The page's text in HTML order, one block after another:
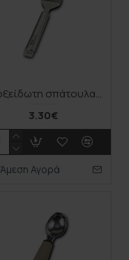
Ανοξείδωτη σπάτουλα κέικ "Acer" 28.5cm
3.30€
Άμεση Αγορά